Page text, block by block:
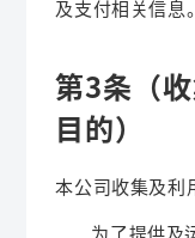
及支付相关信息。
第3条（
目的）
本公司收集及利
为了提供及